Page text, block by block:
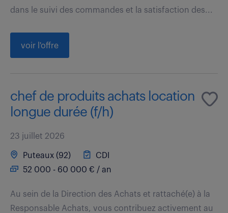
dans le suivi des commandes et la satisfaction des...
voir l'offre
chef de produits achats location
longue durée (f/h)
23 juillet 2026
Puteaux (92)
CDI
52 000 - 60 000 € / an
Au sein de la Direction des Achats et rattaché(e) à la
Responsable Achats, vous contribuez activement au